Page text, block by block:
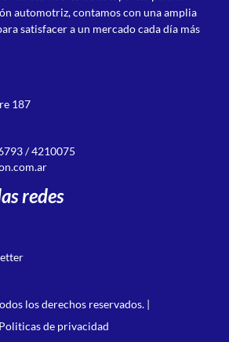
automotriz, contamos con una amplia
satisfacer a un mercado cada día más
187
/ 4210075
redes
los derechos reservados. |
Politicas de privacidad